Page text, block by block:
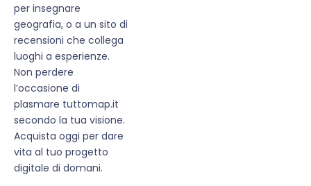
per insegnare
geografia, o a un sito di
recensioni che collega
luoghi a esperienze.
Non perdere
l’occasione di
plasmare tuttomap.it
secondo la tua visione.
Acquista oggi per dare
vita al tuo progetto
digitale di domani.